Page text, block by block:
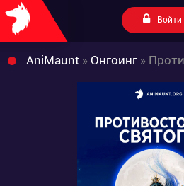
Войти
AniMaunt » Онгоинг »